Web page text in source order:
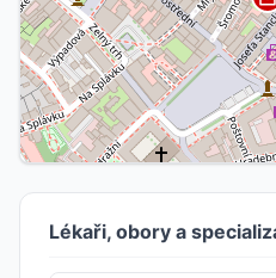
Lékaři, obory a